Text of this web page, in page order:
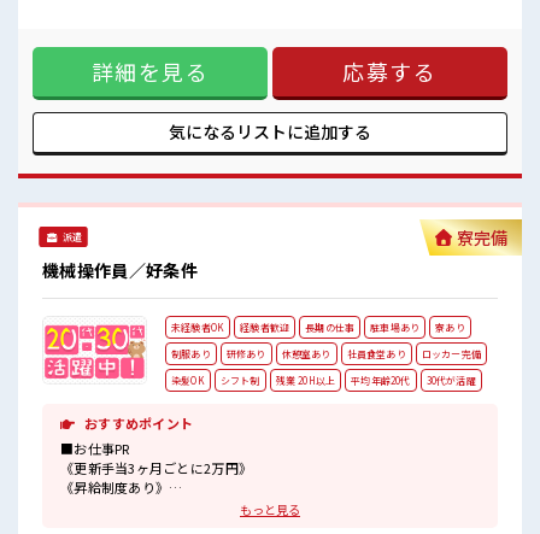
作業着があるので事前の準備不要♪
有給休憩あり！
社員食堂あり☆
#ryo
情報】 寮費は「無料」◎その分ガンガン貯金ができちゃう？
お部屋はプライベートバッチリな「ワンルーム」♪ さらにテ
レビ・冷暖房・洗濯機・エアコン・電子レンジは備え付け！
寮の周辺にはコンビニや飲食店・商業施設もあり便利☆ 赴任
時は現地までの移動交通費支給！ 【正社員登用制度あり】正
社員登用の実績があるので「正社員」を目指せるやりがいの
い」と太鼓判を頂いています！ もちろん男性スタッフさんも
活躍中！ キバツ過ぎなければ髪のカラーリングOK♪ 作業着
があるので事前の準備不要♪ 有給休憩あり！ 社員食堂あり☆
詳細を見る 応募する
気になるリストに追加する
派遣
機械操作員／好条件
寮完備
未経験者OK 経験者歓迎 長期の仕事 駐車場あり
寮あり
制服あり
研修あり 休憩室あり 社員食堂あり
ロッカー完備
染髪OK
シフト制 残業 20H以上 平均年齢20代 30代が活躍
おすすめポイント
■お仕事PR
《更新手当3ヶ月ごとに2万円》
《昇給制度あり》
もっと見る